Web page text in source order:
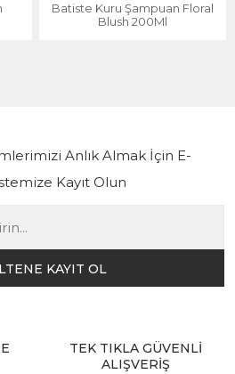
Batiste Kuru Şampuan Floral
Blush 200Ml
Anlık Almak İçin E-
Kayıt Olun
KAYIT OL
TEK TIKLA GÜVENLİ
ALIŞVERİŞ